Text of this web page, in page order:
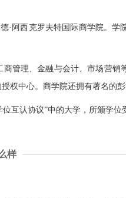
·阿西克罗夫特国际商学院。学
商管理、金融与会计、市场营
权中心。商学院还拥有著名的彭
互认协议”中的大学，所颁学位
样